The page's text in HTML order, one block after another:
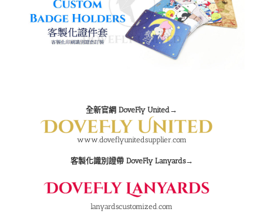
全新官網 DoveFly United→
www.doveflyunitedsupplier.com
客製化識別證帶 DoveFly Lanyards→
lanyardscustomized.com